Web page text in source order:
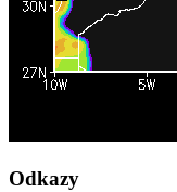
Odkazy